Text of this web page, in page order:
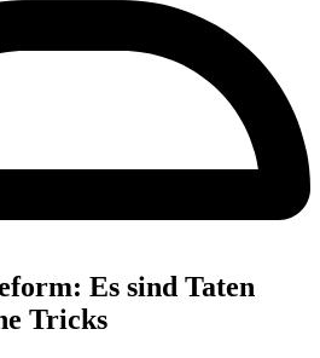
Es sind Taten
Tricks